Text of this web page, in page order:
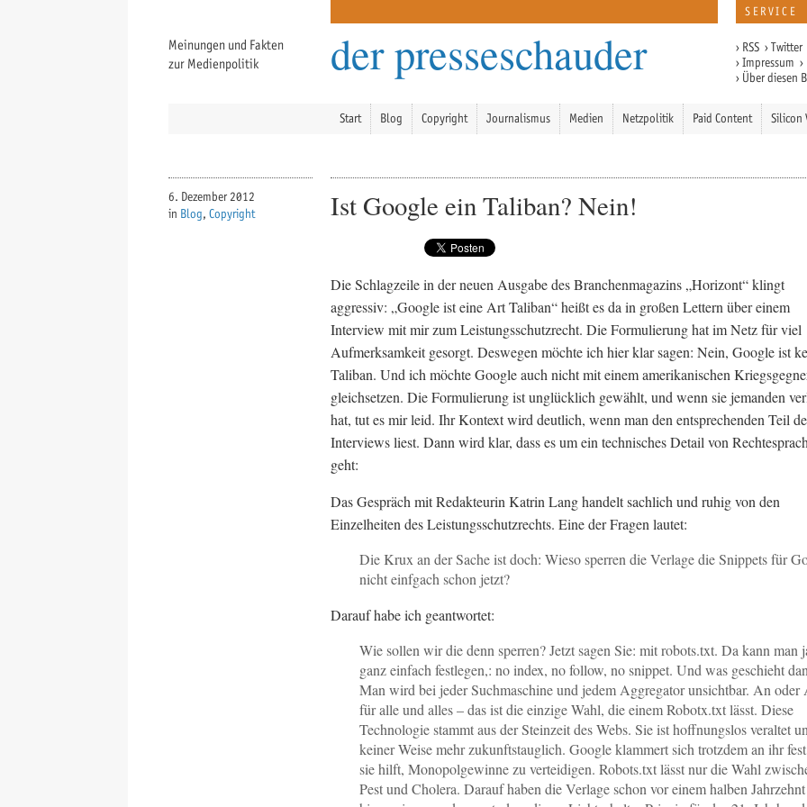
Meinungen und Fakten
zur Medienpolitik
der presseschauder
SERVICE
› RSS ›Twitter
›Impressum ›
› Über diesen
Start Blog Copyright Journalismus Medien Netzpolitik Paid Content Silicon
6. Dezember 2012
in Blog, Copyright Ist Google ein Taliban? Nein!
Die Schlagzeile in der neuen Ausgabe des Branchenmagazins „Horizont“ klingt
aggressiv: „Google ist eine Art Taliban“ heißt es da in großen Lettern über einem
Interview mit mir zum Leistungsschutzrecht. Die Formulierung hat im Netz für viel
Aufmerksamkeit gesorgt. Deswegen möchte ich hier klar sagen: Nein, Google ist
Taliban. Und ich möchte Google auch nicht mit einem amerikanischen
gleichsetzen. Die Formulierung ist unglücklich gewählt, und wenn sie jemanden
hat, tut es mir leid. Ihr Kontext wird deutlich, wenn man den entsprechenden Teil
Interviews liest. Dann wird klar, dass es um ein technisches Detail von
geht:
Das Gespräch mit Redakteurin Katrin Lang handelt sachlich und ruhig von den
Einzelheiten des Leistungsschutzrechts. Eine der Fragen lautet:
Die Krux an der Sache ist doch: Wieso sperren die Verlage die Snippets für
nicht einfgach schon jetzt?
Darauf habe ich geantwortet:
Wie sollen wir die denn sperren? Jetzt sagen Sie: mit robots.txt. Da kann man
ganz einfach festlegen,: no index, no follow, no snippet. Und was geschieht
Man wird bei jeder Suchmaschine und jedem Aggregator unsichtbar. An oder
für alle und alles – das ist die einzige Wahl, die einem Robotx.txt lässt. Diese
Technologie stammt aus der Steinzeit des Webs. Sie ist hoffnungslos veraltet
keiner Weise mehr zukunftstauglich. Google klammert sich trotzdem an ihr
sie hilft, Monopolgewinne zu verteidigen. Robots.txt lässt nur die Wahl
Pest und Cholera. Darauf haben die Verlage schon vor einem halben Jahrzehnt